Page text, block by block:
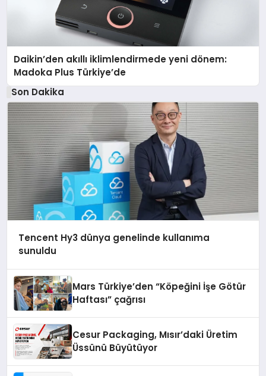
Daikin’den akıllı iklimlendirmede yeni dönem:
Madoka Plus Türkiye’de
Son Dakika
Tencent Hy3 dünya genelinde kullanıma
sunuldu
Mars Türkiye’den “Köpeğini İşe Götür
Haftası” çağrısı
Cesur Packaging, Mısır’daki Üretim
Üssünü Büyütüyor